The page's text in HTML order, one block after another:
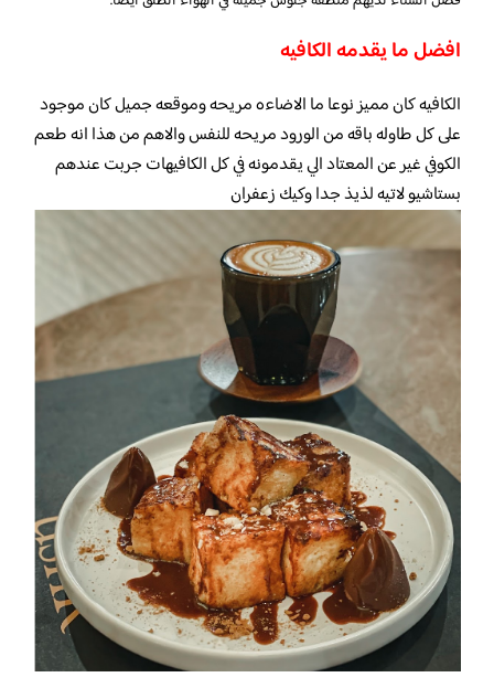
افضل ما يقدمه الكافيه
الكافيه كان مميز نوعا ما الاضاءه مريحه وموقعه جميل كان موجود
على كل طاوله باقه من الورود مريحه للنفس والاهم من هذا انه طعم
الكوفي غير عن المعتاد الي يقدمونه في كل الكافيهات جربت عندهم
بستاشيو لاتيه لذيذ جدا وكيك زعفران